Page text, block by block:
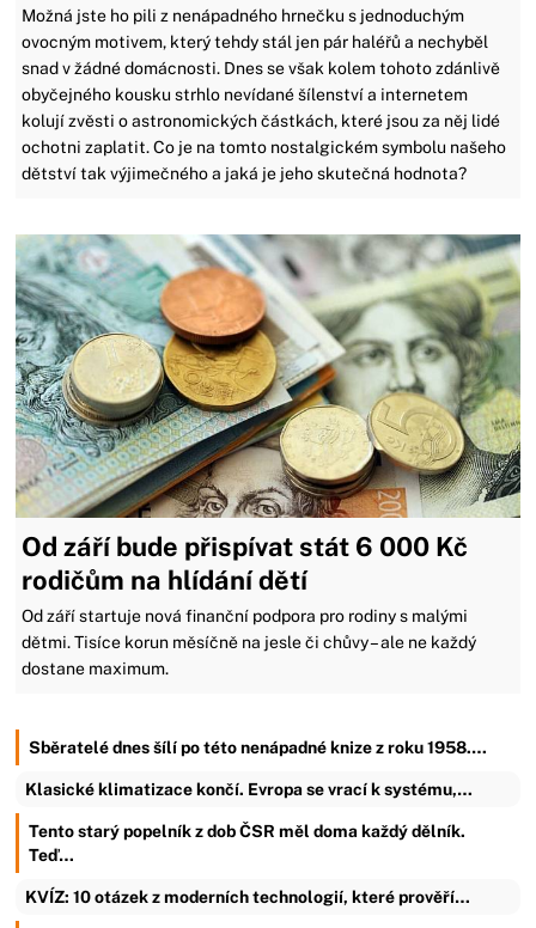
Možná jste ho pili z nenápadného hrnečku s jednoduchým
ovocným motivem, který tehdy stál jen pár haléřů a nechyběl
snad v žádné domácnosti. Dnes se však kolem tohoto zdánlivě
obyčejného kousku strhlo nevídané šílenství a internetem
kolují zvěsti o astronomických částkách, které jsou za něj lidé
ochotni zaplatit. Co je na tomto nostalgickém symbolu našeho
dětství tak výjimečného a jaká je jeho skutečná hodnota?
Od září bude přispívat stát 6 000 Kč
rodičům na hlídání dětí
Od září startuje nová finanční podpora pro rodiny s malými
dětmi. Tisíce korun měsíčně na jesle či chůvy – ale ne každý
dostane maximum.
Sběratelé dnes šílí po této nenápadné knize z roku 1958.…
Klasické klimatizace končí. Evropa se vrací k systému,…
Tento starý popelník z dob ČSR měl doma každý dělník.
Teď…
KVÍZ: 10 otázek z moderních technologií, které prověří…